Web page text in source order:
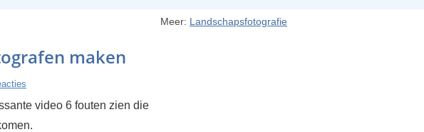
Meer: Landschapsfotografie
maken
video 6 fouten zien die